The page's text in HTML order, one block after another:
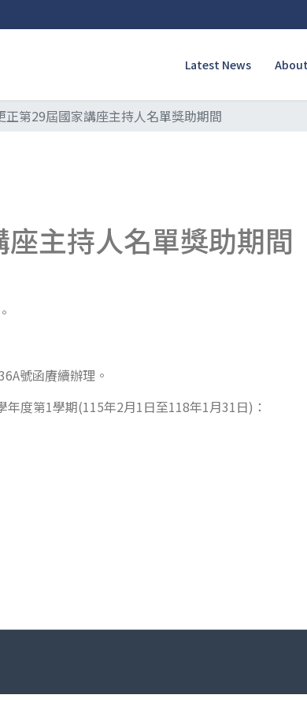
Latest News
正第29屆國家講座主持人名單獎助期間
主持人名單獎助期間
號函賡續辦理。
度第1學期(115年2月1日至118年1月31日)：